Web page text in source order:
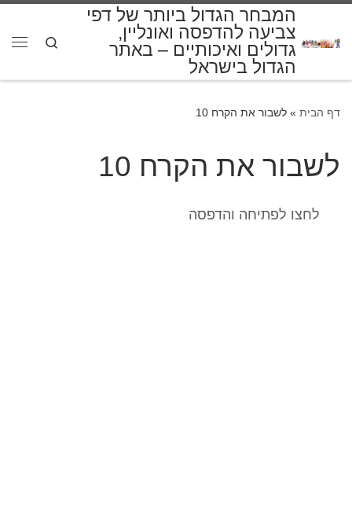
המבחר הגדול ביותר של דפי
צביעה להדפסה ואונליין,
גדולים ואיכותיים – באתר
הגדול בישראל
Search
דף הבית » לשבור את הקרח 10
לשבור את הקרח 10
לחצו לפתיחה והדפסה